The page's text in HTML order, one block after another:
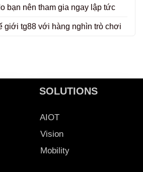
bạn nên tham gia ngay lập tức
giới tg88 với hàng nghìn trò chơi
SOLUTIONS
AIOT
Vision
Mobility